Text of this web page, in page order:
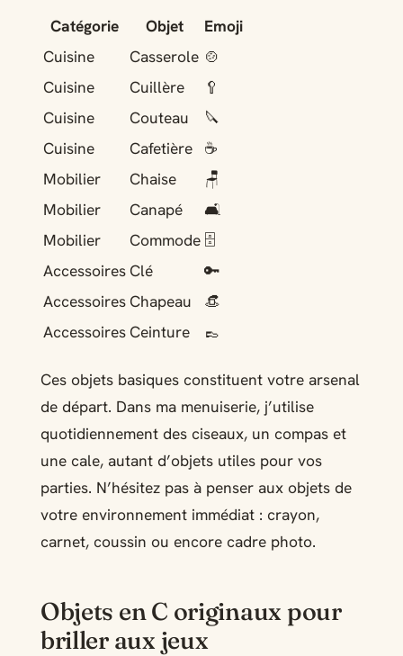
Catégorie Objet
Emoji
Cuisine
Casserole 🍲
Cuisine
Cuillère
🥄
Cuisine
Couteau
🔪
Cuisine
Cafetière
☕
Mobilier
Chaise
🪑
Mobilier
Canapé
🛋️
Mobilier
Commode 🗄️
Accessoires Clé
🔑
Accessoires Chapeau
👒
Accessoires Ceinture 👞
Ces objets basiques constituent votre arsenal
de départ. Dans ma menuiserie, j’utilise
quotidiennement des ciseaux, un compas et
une cale, autant d’objets utiles pour vos
parties. N’hésitez pas à penser aux objets de
votre environnement immédiat : crayon,
carnet, coussin ou encore cadre photo.
Objets en C originaux pour
briller aux jeux